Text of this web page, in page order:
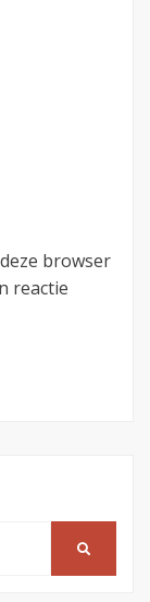
browser
reactie